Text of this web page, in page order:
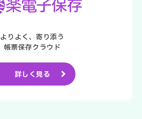
よりよく、寄り添う
帳票保存クラウド
詳しく見る